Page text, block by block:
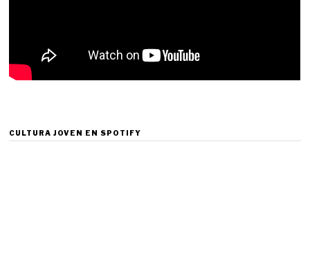
CULTURA JOVEN EN SPOTIFY